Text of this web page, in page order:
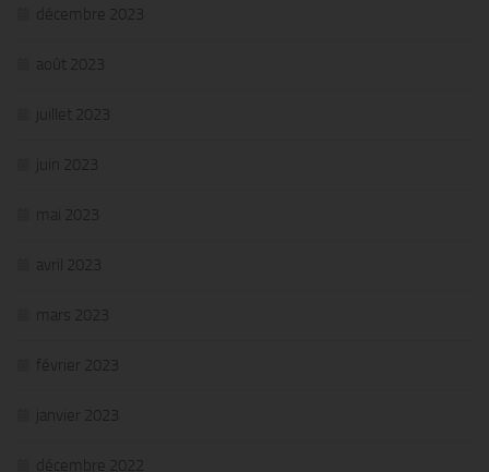
décembre 2023
août 2023
juillet 2023
juin 2023
mai 2023
avril 2023
mars 2023
février 2023
janvier 2023
décembre 2022